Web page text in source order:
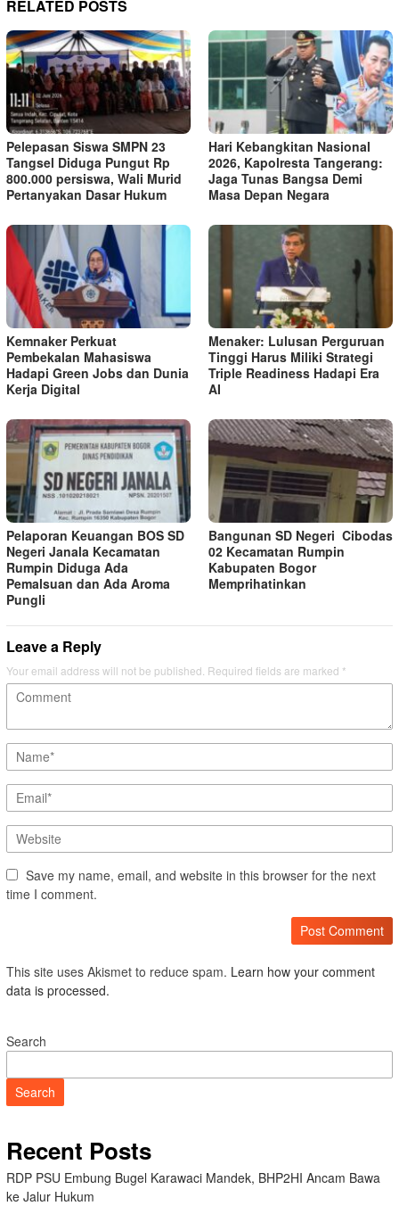
RELATED POSTS
Pelepasan Siswa SMPN 23
Tangsel Diduga Pungut Rp
800.000 persiswa, Wali Murid
Pertanyakan Dasar Hukum
Hari Kebangkitan Nasional
2026, Kapolresta Tangerang:
Jaga Tunas Bangsa Demi
Masa Depan Negara
Kemnaker Perkuat
Pembekalan Mahasiswa
Hadapi Green Jobs dan Dunia
Kerja Digital
Menaker: Lulusan Perguruan
Tinggi Harus Miliki Strategi
Triple Readiness Hadapi Era
AI
Pelaporan Keuangan BOS SD
Negeri Janala Kecamatan
Rumpin Diduga Ada
Pemalsuan dan Ada Aroma
Pungli
Bangunan SD Negeri Cibodas
02 Kecamatan Rumpin
Kabupaten Bogor
Memprihatinkan
Leave a Reply
Your email address will not be published. Required fields are marked *
Save my name, email, and website in this browser for the next
time I comment.
This site uses Akismet to reduce spam. Learn how your comment
data is processed.
Search
Search
Recent Posts
RDP PSU Embung Bugel Karawaci Mandek, BHP2HI Ancam Bawa
ke Jalur Hukum